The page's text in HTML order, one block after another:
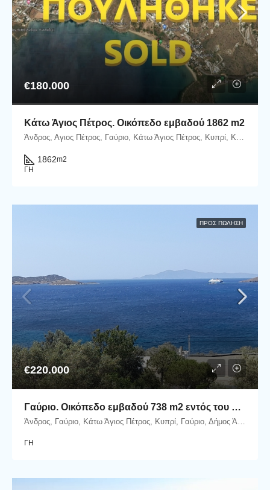
€180.000
Κάτω Άγιος Πέτρος. Οικόπεδο εμβαδού 1862 m2
Άνδρος, Αγιος Πέτρος, Γαύριο, Κάτω Άγιος Πέτρος, Κυπρί, Κάτω Άγιος Πέτρος, Δήμος Άνδρου, Περιφερειακή Ενότητα Άνδρου, Περιφέρεια Νοτίου Αιγαίου, Αποκεντρωμένη Διοίκηση Αιγαίου, 845 01, Ελλάδα
1862m2
ΓΗ
ΠΡΟΣ ΠΏΛΗΣΗ
€220.000
Γαύριο. Οικόπεδο εμβαδού 738 m2 εντός του οικισμού, με εξαιρετική θέα στη θάλασσα.
Άνδρος, Γαύριο, Κάτω Άγιος Πέτρος, Κυπρί, Γαύριο, Δήμος Άνδρου, Περιφερειακή Ενότητα Άνδρου, Περιφέρεια Νοτίου Αιγαίου, Αποκεντρωμένη Διοίκηση Αιγαίου, 845 01, Ελλάδα
ΓΗ